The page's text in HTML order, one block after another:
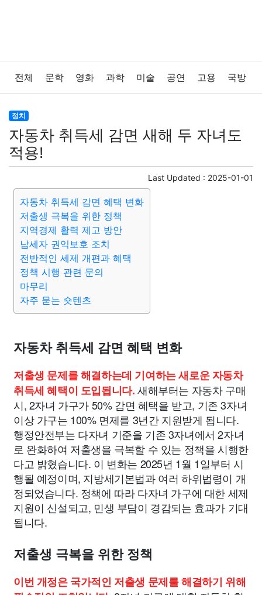
전체 문학 영화 과학 미술 공연 고용 국방
법률
보건 질병 가요 방송 일상 주식 암호화폐
반려동물 패션 미용
증권 인테리어 요리 상품리뷰
게임 스포츠 사진
맛집 IT 컴퓨터
의료 의학 경제
정치
자동차 취득세 감면 새해 두 자녀도
적용!
Last Updated : 2025-01-01
자동차 취득세 감면 혜택 변화
저출생 극복을 위한 정책
지역경제 활력 제고 방안
납세자 권익보호 조치
전반적인 세제 개편과 혜택
정책 시행 관련 문의
마무리
자주 묻는 숏텐츠
자동차 취득세 감면 혜택 변화
저출생 문제를 해결하는데 기여하는 새로운 자동차
취득세 혜택이 도입됩니다.새해부터는 자동차 구매
시, 2자녀 가구가 50% 감면 혜택을 받고, 기존 3자녀
이상 가구는 100% 면제를 3년간 지원받게 됩니다.
행정안전부는 다자녀 기준을 기존 3자녀에서 2자녀
로 완화하여 저출생을 극복할 수 있는 정책을 시행한
다고 밝혔습니다. 이 변화는 2025년 1월 1일부터 시
행될 예정이며, 지방세기본법과 여러 하위법령이 개
정되었습니다. 정책에 따라 다자녀 가구에 대한 세제
지원이 신설되고, 민생 부담이 경감되는 효과가 기대
됩니다.
저출생 극복을 위한 정책
이번 개정은 국가적인 저출생 문제를 해결하기 위해